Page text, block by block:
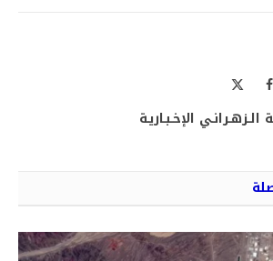
فيسبوك
الإخـبـاريـة